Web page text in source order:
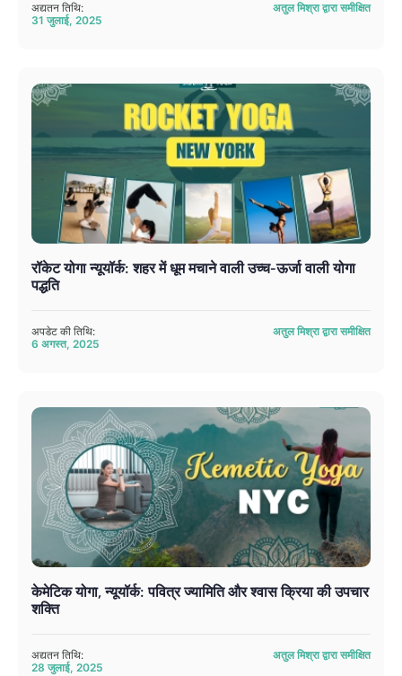
अद्यतन तिथि:
31 जुलाई, 2025
अतुल मिश्रा द्वारा समीक्षित
रॉकेट योगा न्यूयॉर्क: शहर में धूम मचाने वाली उच्च-ऊर्जा वाली योगा
पद्धति
अपडेट की तिथि:
6 अगस्त, 2025
अतुल मिश्रा द्वारा समीक्षित
केमेटिक योगा, न्यूयॉर्क: पवित्र ज्यामिति और श्वास क्रिया की उपचार
शक्ति
अद्यतन तिथि:
28 जुलाई, 2025
अतुल मिश्रा द्वारा समीक्षित